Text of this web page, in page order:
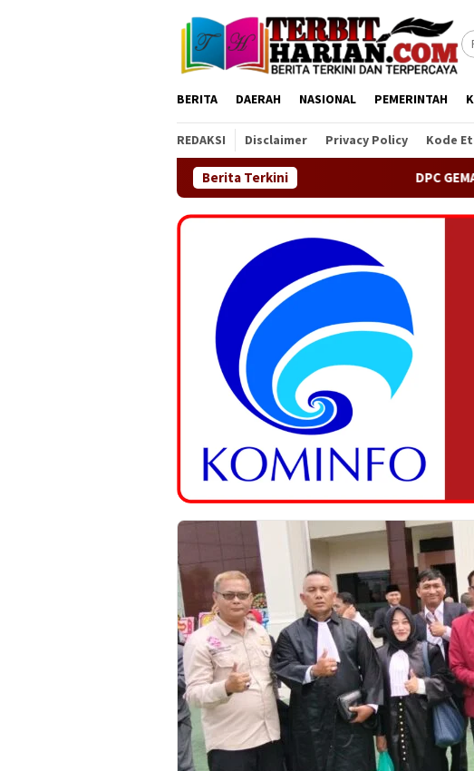
BERITA DAERAH NASIONAL PEMERINTAH
REDAKSI Disclaimer Privacy Policy Kode
Berita TerkiniDPC GEMAS Kecamatan Sindang